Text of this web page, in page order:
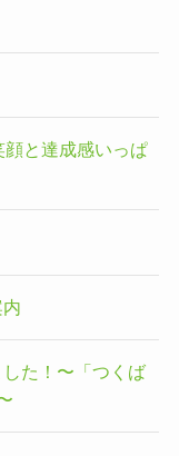
顔と達成感いっぱ
た！〜「つくば